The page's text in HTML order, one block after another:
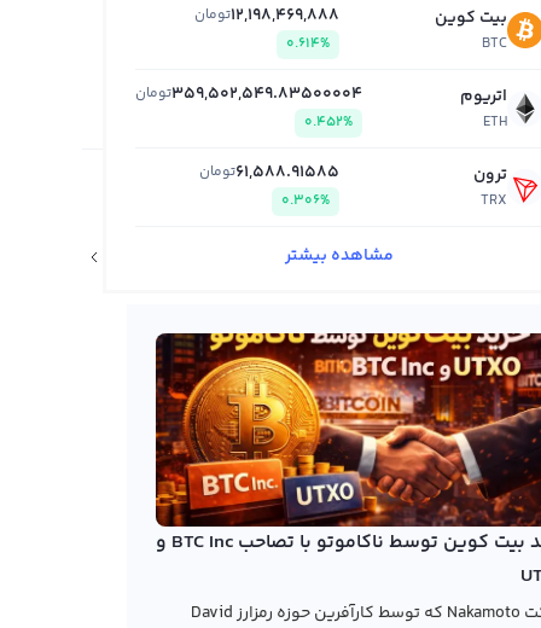
خرید بیت کوین توسط ناکاموتو با تصاحب BTC Inc و
شرکت Nakamoto که توسط کارآفرین حوزه رمزارز David
بیت کوین
BTC
12,198,469,888تومان
0.614%
اتریوم
ETH
359,502,549.83500004تومان
0.452%
ترون
TRX
61,588.91585تومان
0.306%
مشاهده بیشتر